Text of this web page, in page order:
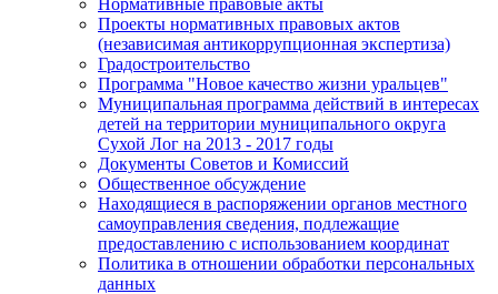
Проекты нормативных правовых актов
(независимая антикоррупционная экспертиза)
Градостроительство
Программа "Новое качество жизни уральцев"
Муниципальная программа действий в интересах
детей на территории муниципального округа
Сухой Лог на 2013 - 2017 годы
Документы Советов и Комиссий
Общественное обсуждение
Находящиеся в распоряжении органов местного
самоуправления сведения, подлежащие
предоставлению с использованием координат
Политика в отношении обработки персональных
данных